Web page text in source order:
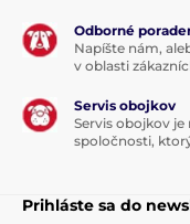
Odborné
Napíšte nám,
v oblasti
Servis obojkov
Servis obojkov
spoločnosti,
Prihláste sa do